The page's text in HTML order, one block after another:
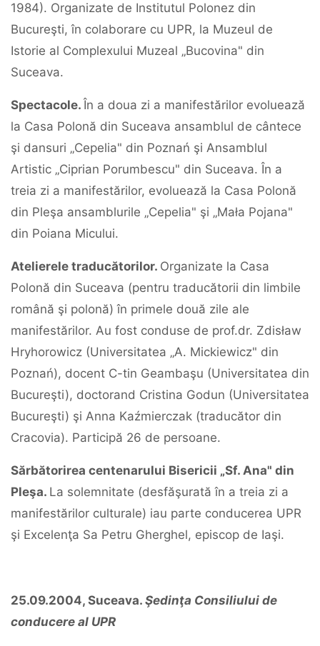
1984). Organizate de Institutul Polonez din
Bucureşti, în colaborare cu UPR, la Muzeul de
Istorie al Complexului Muzeal „Bucovina" din
Suceava.
Spectacole. În a doua zi a manifestărilor evoluează
la Casa Polonă din Suceava ansamblul de cântece
şi dansuri „Cepelia" din Poznań şi Ansamblul
Artistic „Ciprian Porumbescu" din Suceava. În a
treia zi a manifestărilor, evoluează la Casa Polonă
din Pleşa ansamblurile „Cepelia" şi „Mała Pojana"
din Poiana Micului.
Atelierele traducătorilor. Organizate la Casa
Polonă din Suceava (pentru traducătorii din limbile
română şi polonă) în primele două zile ale
manifestărilor. Au fost conduse de prof.dr. Zdisław
Hryhorowicz (Universitatea „A. Mickiewicz" din
Poznań), docent C-tin Geambaşu (Universitatea din
Bucureşti), doctorand Cristina Godun (Universitatea
Bucureşti) şi Anna Kaźmierczak (traducător din
Cracovia). Participă 26 de persoane.
Sărbătorirea centenarului Bisericii „Sf. Ana" din
Pleşa. La solemnitate (desfăşurată în a treia zi a
manifestărilor culturale) iau parte conducerea UPR
şi Excelenţa Sa Petru Gherghel, episcop de Iaşi.
25.09.2004, Suceava. Şedinţa Consiliului de
conducere al UPR